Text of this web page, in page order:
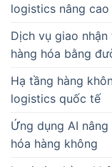
logistics nâng
Dịch vụ giao
hàng hóa bằng
Hạ tầng hàng
logistics quốc tế
Ứng dụng AI
hóa hàng không